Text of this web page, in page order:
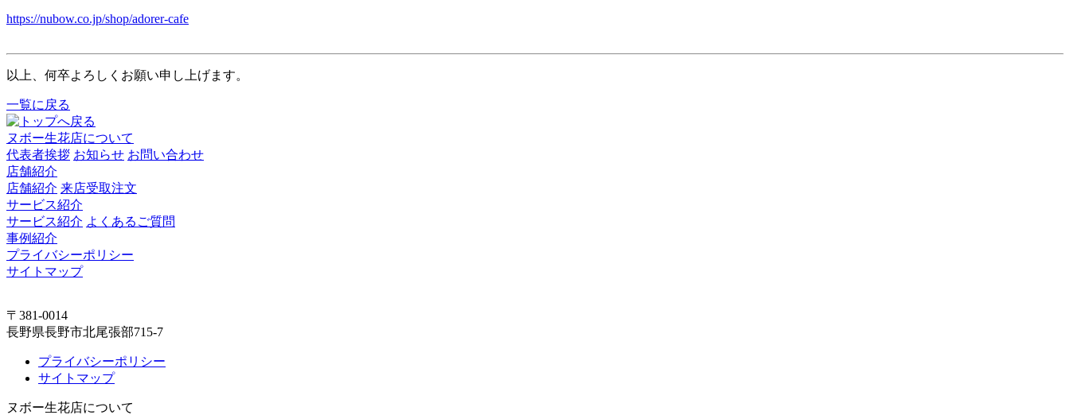
https://nubow.co.jp/shop/adorer-cafe
以上、何卒よろしくお願い申し上げます。
一覧に戻る
ヌボー生花店について
代表者挨拶 お知らせ お問い合わせ
店舗紹介
店舗紹介 来店受取注文
サービス紹介
サービス紹介 よくあるご質問
事例紹介
プライバシーポリシー
サイトマップ
〒381-0014
長野県長野市北尾張部715-7
プライバシーポリシー
サイトマップ
ヌボー生花店について